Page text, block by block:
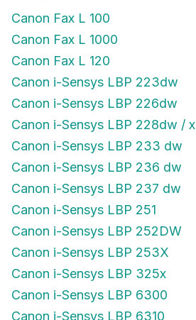
Canon Fax L 100
Canon Fax L 1000
Canon Fax L 120
Canon i-Sensys LBP 223dw
Canon i-Sensys LBP 226dw
Canon i-Sensys LBP 228dw / x
Canon i-Sensys LBP 233 dw
Canon i-Sensys LBP 236 dw
Canon i-Sensys LBP 237 dw
Canon i-Sensys LBP 251
Canon i-Sensys LBP 252DW
Canon i-Sensys LBP 253X
Canon i-Sensys LBP 325x
Canon i-Sensys LBP 6300
Canon i-Sensys LBP 6310